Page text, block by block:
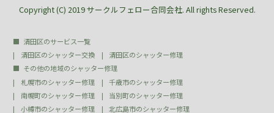
Copyright (C) 2019 サークルフェロー合同会社. All rights Reserved.
清田区のサービス一覧
清田区のシャッター交換
清田区のシャッター修理
その他の地域のシャッター修理
札幌市のシャッター修理
千歳市のシャッター修理
南幌町のシャッター修理
当別町のシャッター修理
小樽市のシャッター修理
北広島市のシャッター修理